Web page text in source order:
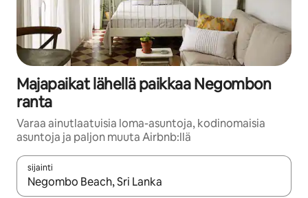
Majapaikat lähellä paikkaa Negombon
ranta
Varaa ainutlaatuisia loma-asuntoja, kodinomaisia
asuntoja ja paljon muuta Airbnb:llä
sijainti
Kun tulokset ovat saatavilla, navigoi ylös- ja alas-